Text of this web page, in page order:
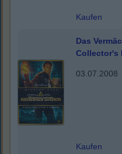
Kaufen
Das
Collector's
03.07.2008
Kaufen